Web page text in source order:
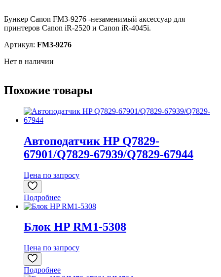
Бункер Canon FM3-9276 -незаменимый аксессуар для
принтеров Canon iR-2520 и Canon iR-4045i.
Артикул: FM3-9276
Нет в наличии
Похожие товары
Автоподатчик HP Q7829-
67901/Q7829-67939/Q7829-67944
Цена по запросу
Подробнее
Блок HP RM1-5308
Цена по запросу
Подробнее